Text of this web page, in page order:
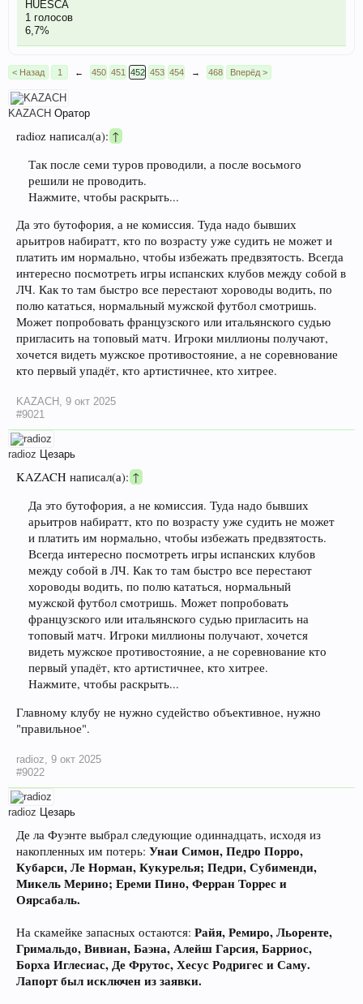
HUESCA
1 голосов
6,7%
< Назад 1 ← 450 451 452 453 454 → 468 Вперёд >
KAZACH Оратор
radioz написал(а):↑
Так после семи туров проводили, а после восьмого
решили не проводить.
Нажмите, чтобы раскрыть...
Да это бутофория, а не комиссия. Туда надо бывших
арьитров набиратт, кто по возрасту уже судить не может и
платить им нормально, чтобы избежать предвзятость. Всегда
интересно посмотреть игры испанских клубов между собой в
ЛЧ. Как то там быстро все перестают хороводы водить, по
полю кататься, нормальный мужской футбол смотришь.
Может попробовать французского или итальянского судью
пригласить на топовый матч. Игроки миллионы получают,
хочется видеть мужское противостояние, а не соревнование
кто первый упадёт, кто артистичнее, кто хитрее.
KAZACH , 9 окт 2025
#9021
radioz Цезарь
KAZACH написал(а): ↑
Да это бутофория, а не комиссия. Туда надо бывших
арьитров набиратт, кто по возрасту уже судить не может
и платить им нормально, чтобы избежать предвзятость.
Всегда интересно посмотреть игры испанских клубов
между собой в ЛЧ. Как то там быстро все перестают
хороводы водить, по полю кататься, нормальный
мужской футбол смотришь. Может попробовать
французского или итальянского судью пригласить на
топовый матч. Игроки миллионы получают, хочется
видеть мужское противостояние, а не соревнование кто
первый упадёт, кто артистичнее, кто хитрее.
Нажмите, чтобы раскрыть...
Главному клубу не нужно судейство объективное, нужно
"правильное".
radioz 9 окт 2025
#9022
radioz Цезарь
Де ла Фуэнте выбрал следующие одиннадцать, исходя из
накопленных им потерь: Унаи Симон, Педро Порро,
Кубарси, Ле Норман, Кукурелья; Педри, Субименди,
Микель Мерино; Ереми Пино, Ферран Торрес и
Оярсабаль.
На скамейке запасных остаются: Райя, Ремиро, Льоренте,
Гримальдо, Вивиан, Баэна, Алейш Гарсия, Барриос,
Борха Иглесиас, Де Фрутос, Хесус Родригес и Саму.
Лапорт был исключен из заявки.